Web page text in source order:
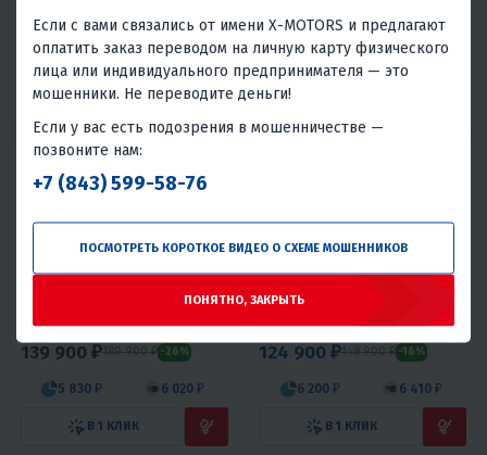
В 1 КЛИК В 1 КЛИК
20 Нет
500мм
НОВИНКА
МАЙНКРАФТ 192 PRO
139 900 ₽189 900 ₽ -26%
5 830 ₽ 6 020 ₽
В 1 КЛИК
МОТОБУКСИРОВЩИК IKUDZO
1450/500 K15 (DINKING)
124 900 ₽148 900 ₽ -16%
6 200 ₽ 6 410 ₽
В 1 КЛИК
Если с вами связались от имени X-MOTORS и предлагают
оплатить заказ переводом на личную карту физического
лица или индивидуального предпринимателя — это
мошенники. Не переводите деньги!
Если у вас есть подозрения в мошенничестве —
позвоните нам:
+7 (843) 599-58-76
ПОСМОТРЕТЬ КОРОТКОЕ ВИДЕО О СХЕМЕ МОШЕННИКОВ
ПОНЯТНО, ЗАКРЫТЬ